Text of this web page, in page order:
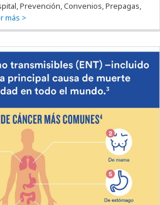
Prevención, Convenios, Prepagas,
más >